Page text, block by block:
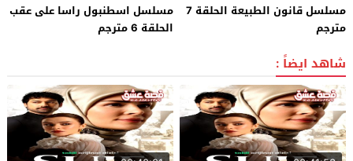
مسلسل قانون الطبيعة الحلقة 7
مترجم
مسلسل اسطنبول راسا على عقب
الحلقة 6 مترجم
شاهد ايضاً :